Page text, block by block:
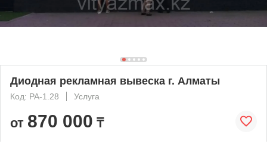
Диодная рекламная вывеска г. Алматы
Код: РА-1.28 Услуга
от 870 000 ₸